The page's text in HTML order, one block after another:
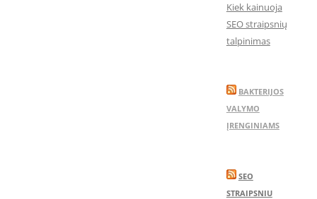
Kiek kainuoja
SEO straipsnių
talpinimas
BAKTERIJOS
VALYMO
ĮRENGINIAMS
SEO
STRAIPSNIU